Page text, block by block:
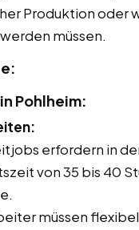
Produktion oder
müssen.
Pohlheim:
erfordern in
von 35 bis 40
müssen